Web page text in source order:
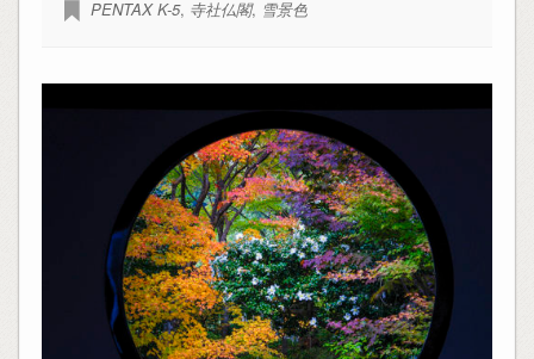
PENTAX K-5, 寺社仏閣, 雪景色